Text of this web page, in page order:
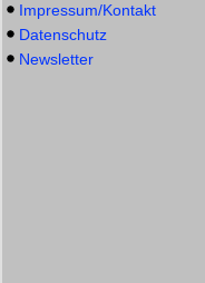
Impressum/Kontakt
Datenschutz
Newsletter